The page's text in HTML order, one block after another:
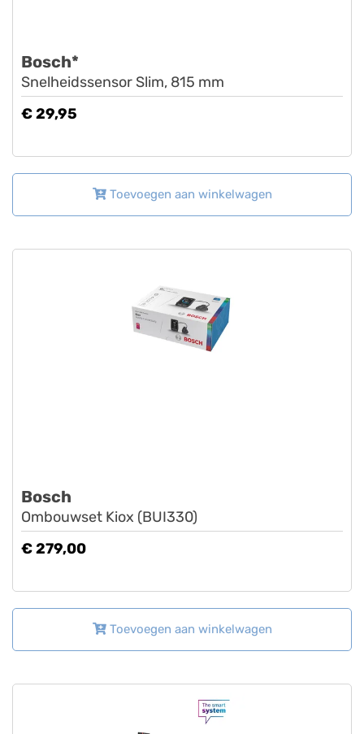
Bosch*
Snelheidssensor Slim, 815 mm
€ 29,95
Toevoegen aan winkelwagen
Bosch
Ombouwset Kiox (BUI330)
€ 279,00
Toevoegen aan winkelwagen